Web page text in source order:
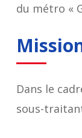
du métro «
Dans le
sous-traitant